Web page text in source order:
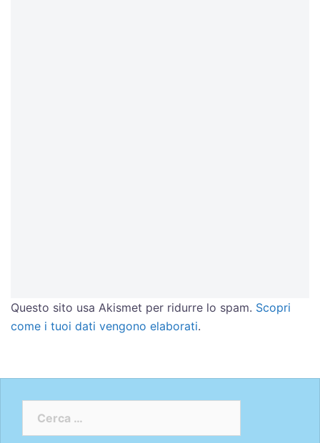
Questo sito usa Akismet per ridurre lo spam. Scopri
come i tuoi dati vengono elaborati.